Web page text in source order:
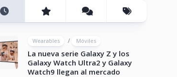
Wearables / Móviles
La nueva serie Galaxy Z y los
Galaxy Watch Ultra2 y Galaxy
Watch9 llegan al mercado